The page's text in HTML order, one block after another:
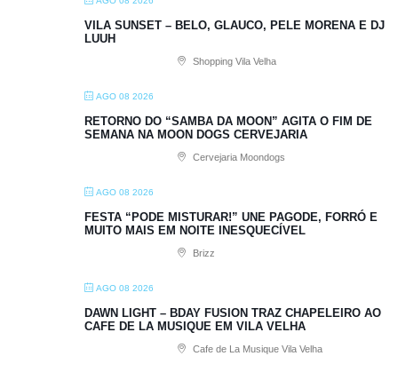
VILA SUNSET – BELO, GLAUCO, PELE MORENA E DJ
LUUH
Shopping Vila Velha
AGO 08 2026
RETORNO DO “SAMBA DA MOON” AGITA O FIM DE
SEMANA NA MOON DOGS CERVEJARIA
Cervejaria Moondogs
AGO 08 2026
FESTA “PODE MISTURAR!” UNE PAGODE, FORRÓ E
MUITO MAIS EM NOITE INESQUECÍVEL
Brizz
AGO 08 2026
DAWN LIGHT – BDAY FUSION TRAZ CHAPELEIRO AO
CAFE DE LA MUSIQUE EM VILA VELHA
Cafe de La Musique Vila Velha